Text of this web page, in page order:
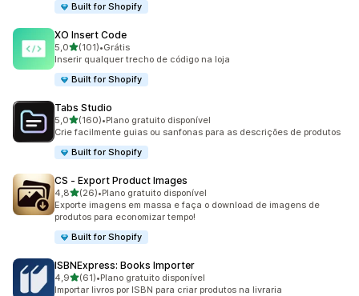
Built for Shopify
XO Insert Code
5,0de 5 estrelas
(101)
101 avaliações ao todo
•Grátis
Inserir qualquer trecho de código na loja
Built for Shopify
Tabs Studio
5,0de 5 estrelas
(160)
160 avaliações ao todo
•Plano gratuito disponível
Crie facilmente guias ou sanfonas para as descrições de produtos
Built for Shopify
CS ‑ Export Product Images
4,8de 5 estrelas
(26)
26 avaliações ao todo
•Plano gratuito disponível
Exporte imagens em massa e faça o download de imagens de
produtos para economizar tempo!
Built for Shopify
ISBNExpress: Books Importer
4,9de 5 estrelas
(61)
61 avaliações ao todo
•Plano gratuito disponível
Importar livros por ISBN para criar produtos na livraria